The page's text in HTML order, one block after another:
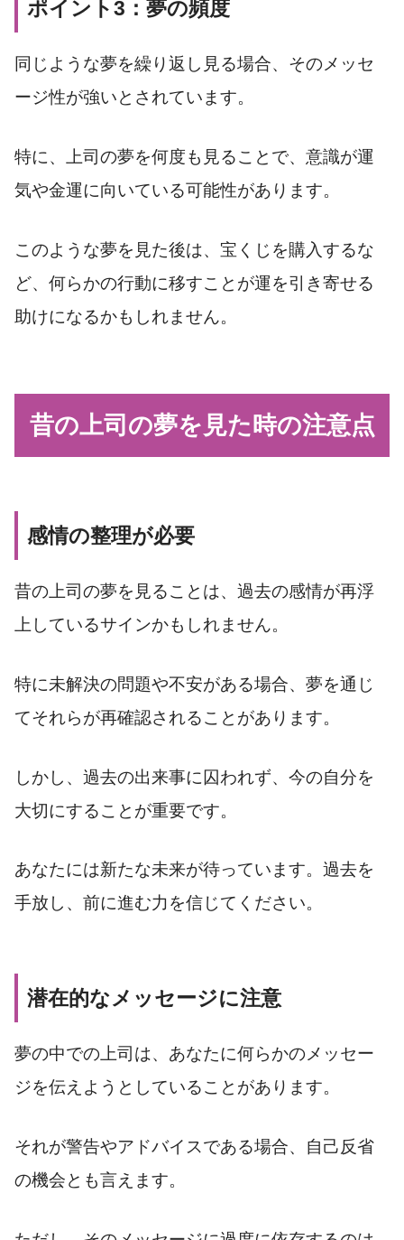
ポイント3：夢の頻度
同じような夢を繰り返し見る場合、そのメッセ
ージ性が強いとされています。
特に、上司の夢を何度も見ることで、意識が運
気や金運に向いている可能性があります。
このような夢を見た後は、宝くじを購入するな
ど、何らかの行動に移すことが運を引き寄せる
助けになるかもしれません。
昔の上司の夢を見た時の注意点
感情の整理が必要
昔の上司の夢を見ることは、過去の感情が再浮
上しているサインかもしれません。
特に未解決の問題や不安がある場合、夢を通じ
てそれらが再確認されることがあります。
しかし、過去の出来事に囚われず、今の自分を
大切にすることが重要です。
あなたには新たな未来が待っています。過去を
手放し、前に進む力を信じてください。
潜在的なメッセージに注意
夢の中での上司は、あなたに何らかのメッセー
ジを伝えようとしていることがあります。
それが警告やアドバイスである場合、自己反省
の機会とも言えます。